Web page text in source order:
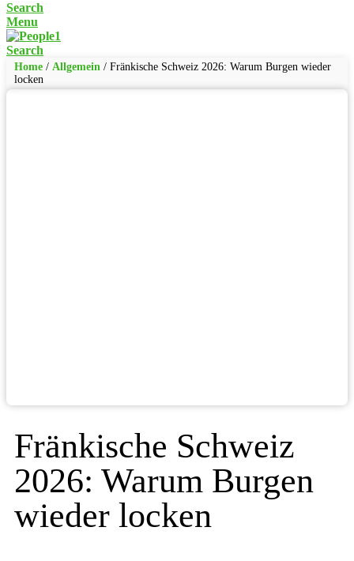
Search
Menu
Search
Home / Allgemein / Fränkische Schweiz 2026: Warum Burgen wieder
locken
Fränkische Schweiz
2026: Warum Burgen
wieder locken